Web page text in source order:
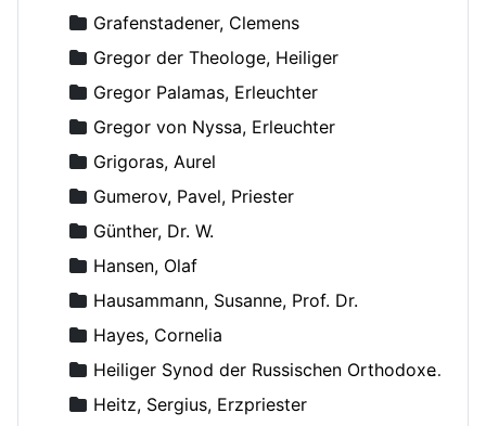
Grafenstadener, Clemens
Gregor der Theologe, Heiliger
Gregor Palamas, Erleuchter
Gregor von Nyssa, Erleuchter
Grigoras, Aurel
Gumerov, Pavel, Priester
Günther, Dr. W.
Hansen, Olaf
Hausammann, Susanne, Prof. Dr.
Hayes, Cornelia
Heiliger Synod der Russischen Orthodoxen Kirche
Heitz, Sergius, Erzpriester